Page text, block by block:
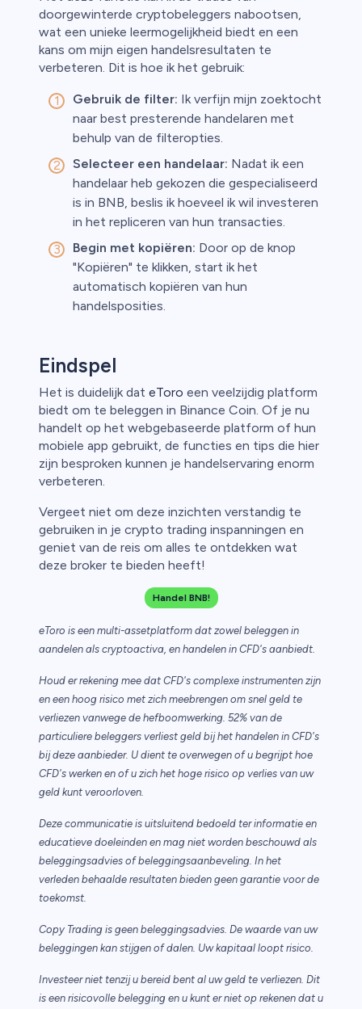
doorgewinterde cryptobeleggers nabootsen,
wat een unieke leermogelijkheid biedt en een
kans om mijn eigen handelsresultaten te
verbeteren. Dit is hoe ik het gebruik:
Gebruik de filter: Ik verfijn mijn zoektocht
naar best presterende handelaren met
behulp van de filteropties.
Selecteer een handelaar: Nadat ik een
handelaar heb gekozen die gespecialiseerd
is in BNB, beslis ik hoeveel ik wil investeren
in het repliceren van hun transacties.
Begin met kopiëren: Door op de knop
"Kopiëren" te klikken, start ik het
automatisch kopiëren van hun
handelsposities.
Eindspel
Het is duidelijk dat eToro een veelzijdig platform
biedt om te beleggen in Binance Coin. Of je nu
handelt op het webgebaseerde platform of hun
mobiele app gebruikt, de functies en tips die hier
zijn besproken kunnen je handelservaring enorm
verbeteren.
Vergeet niet om deze inzichten verstandig te
gebruiken in je crypto trading inspanningen en
geniet van de reis om alles te ontdekken wat
deze broker te bieden heeft!
Handel BNB!
eToro is een multi-assetplatform dat zowel beleggen in
aandelen als cryptoactiva, en handelen in CFD's aanbiedt.
Houd er rekening mee dat CFD's complexe instrumenten zijn
en een hoog risico met zich meebrengen om snel geld te
verliezen vanwege de hefboomwerking. 52% van de
particuliere beleggers verliest geld bij het handelen in CFD's
bij deze aanbieder. U dient te overwegen of u begrijpt hoe
CFD's werken en of u zich het hoge risico op verlies van uw
geld kunt veroorloven.
Deze communicatie is uitsluitend bedoeld ter informatie en
educatieve doeleinden en mag niet worden beschouwd als
beleggingsadvies of beleggingsaanbeveling. In het
verleden behaalde resultaten bieden geen garantie voor de
toekomst.
Copy Trading is geen beleggingsadvies. De waarde van uw
beleggingen kan stijgen of dalen. Uw kapitaal loopt risico.
Investeer niet tenzij u bereid bent al uw geld te verliezen. Dit
is een risicovolle belegging en u kunt er niet op rekenen dat u